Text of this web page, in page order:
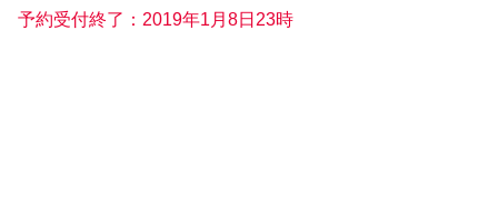
予約受付終了：2019年1月8日23時